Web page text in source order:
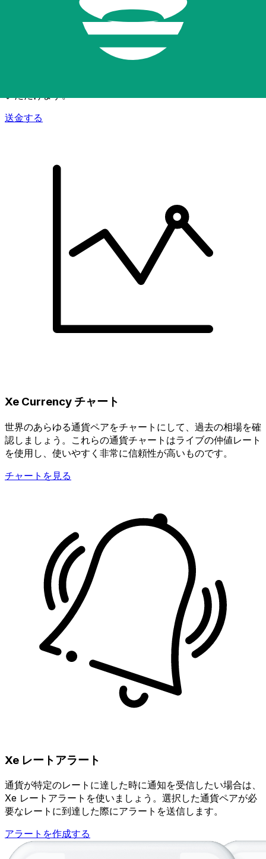
送金する
Xe Currency チャート
世界のあらゆる通貨ペアをチャートにして、過去の相場を確
認しましょう。これらの通貨チャートはライブの仲値レート
を使用し、使いやすく非常に信頼性が高いものです。
チャートを見る
Xe レートアラート
通貨が特定のレートに達した時に通知を受信したい場合は、
Xe レートアラートを使いましょう。選択した通貨ペアが必
要なレートに到達した際にアラートを送信します。
アラートを作成する